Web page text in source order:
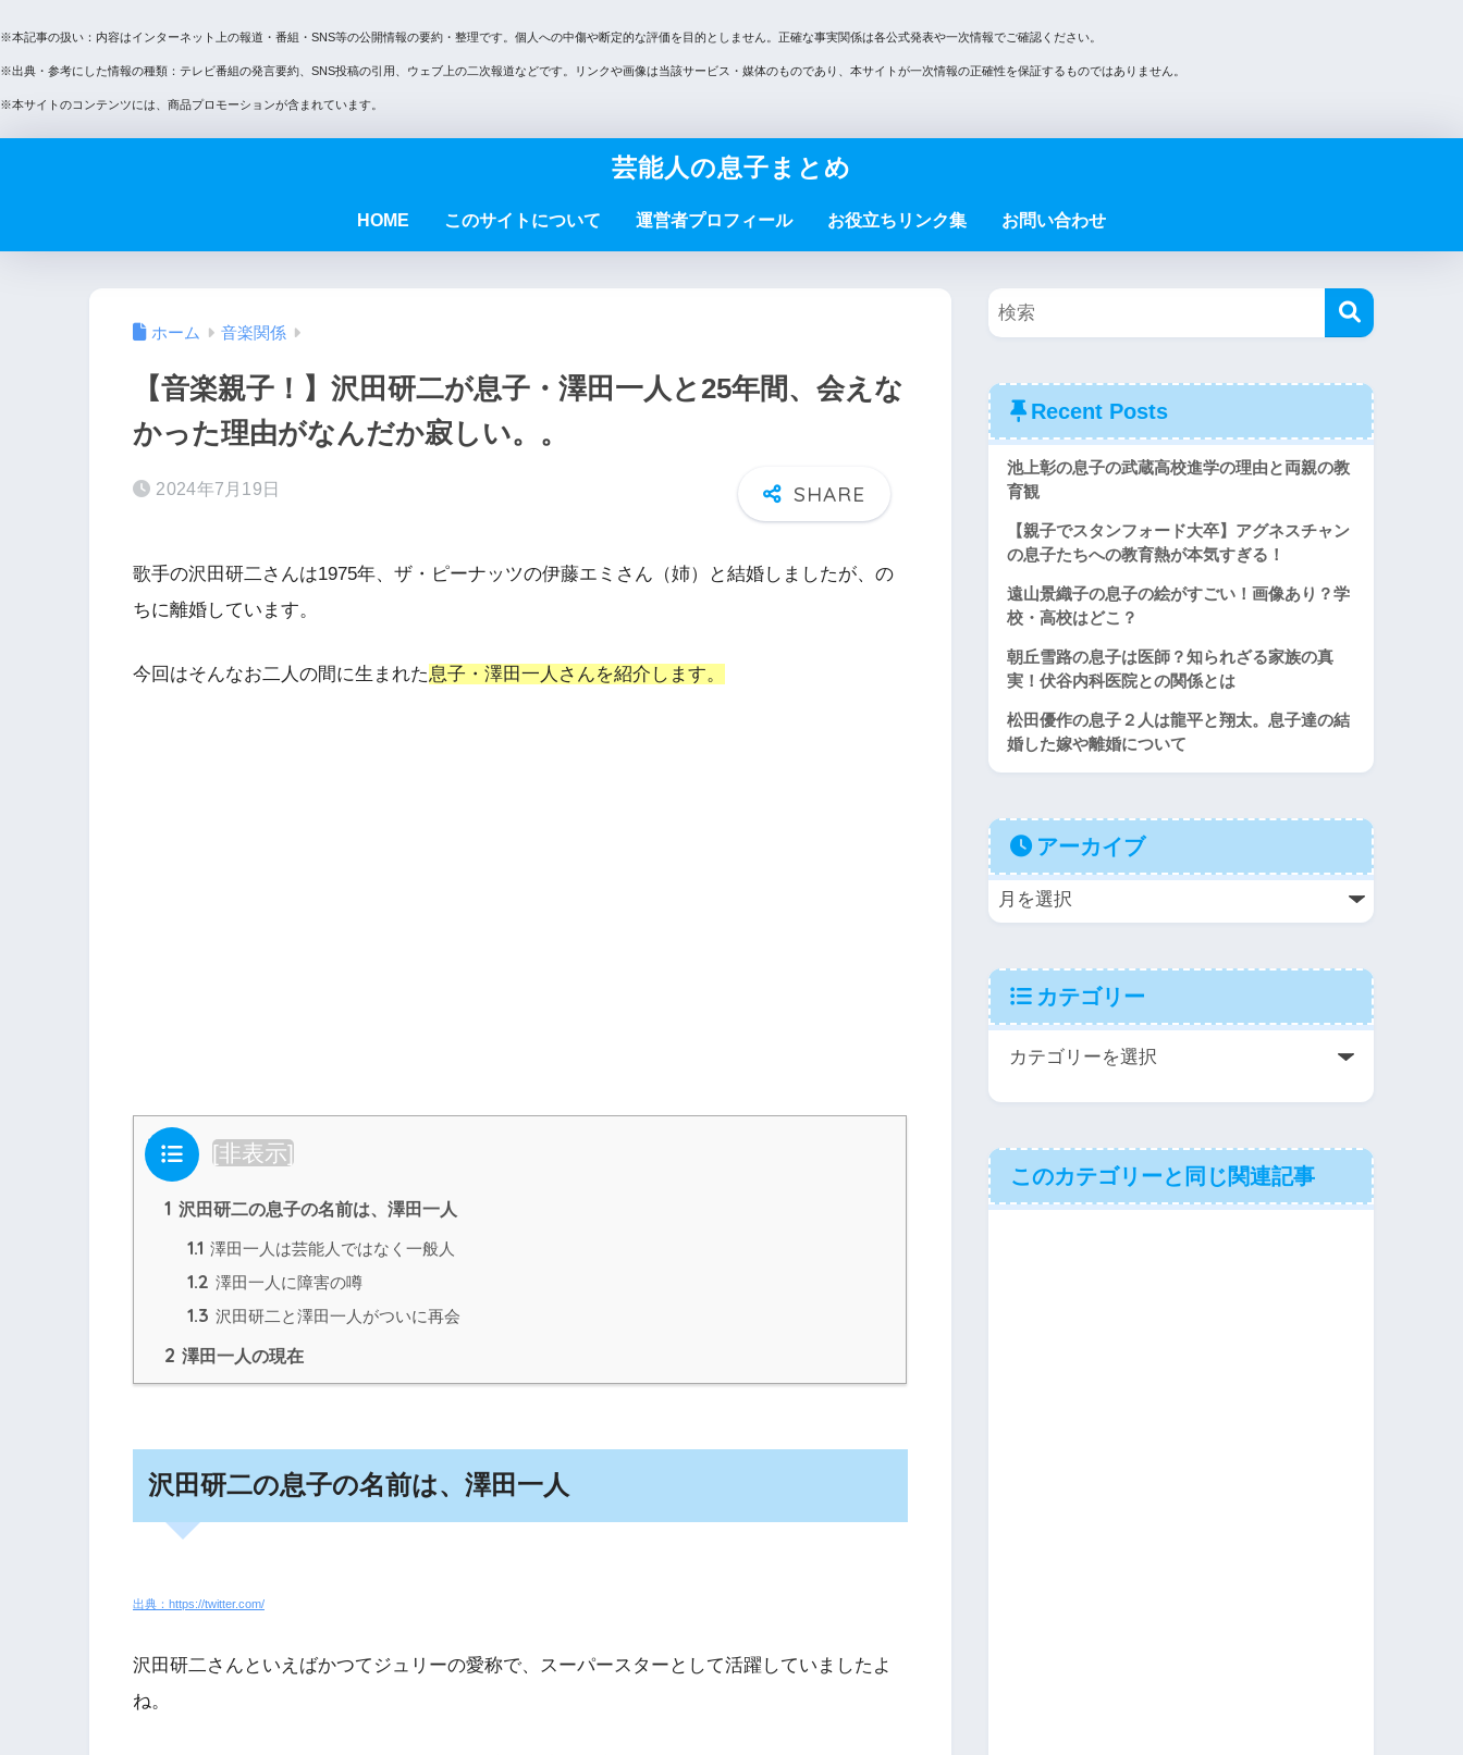
※本記事の扱い：内容はインターネット上の報道・番組・SNS等の公開情報の要約・整理です。個人への中傷や断定的な評価を目的としません。正確な事実関係は各公式発表や一次情報でご確認ください。
※出典・参考にした情報の種類：テレビ番組の発言要約、SNS投稿の引用、ウェブ上の二次報道などです。リンクや画像は当該サービス・媒体のものであり、本サイトが一次情報の正確性を保証するものではありません。
※本サイトのコンテンツには、商品プロモーションが含まれています。
芸能人の息子まとめ
HOME このサイトについて 運営者プロフィール お役立ちリンク集 お問い合わせ
ホーム 音楽関係
【音楽親子！】沢田研二が息子・澤田一人と25年間、会えな
かった理由がなんだか寂しい。。
2024年7月19日
歌手の沢田研二さんは1975年、ザ・ピーナッツの伊藤エミさん（姉）と結婚しましたが、の
ちに離婚しています。
今回はそんなお二人の間に生まれた息子・澤田一人さんを紹介します。
目次 [非表示]
1 沢田研二の息子の名前は、澤田一人
1.1 澤田一人は芸能人ではなく一般人
1.2 澤田一人に障害の噂
1.3 沢田研二と澤田一人がついに再会
2 澤田一人の現在
沢田研二の息子の名前は、澤田一人
出典：https://twitter.com/
沢田研二さんといえばかつてジュリーの愛称で、スーパースターとして活躍していましたよ
ね。
Recent Posts
池上彰の息子の武蔵高校進学の理由と両親の教
育観
【親子でスタンフォード大卒】アグネスチャン
の息子たちへの教育熱が本気すぎる！
遠山景織子の息子の絵がすごい！画像あり？学
校・高校はどこ？
朝丘雪路の息子は医師？知られざる家族の真
実！伏谷内科医院との関係とは
松田優作の息子２人は龍平と翔太。息子達の結
婚した嫁や離婚について
アーカイブ
カテゴリー
このカテゴリーと同じ関連記事